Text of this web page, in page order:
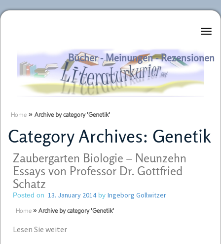
Literaturkurier.net
Bücher - Meinungen - Rezensionen
Home » Archive by category 'Genetik'
Category Archives: Genetik
Zaubergarten Biologie – Neunzehn
Essays von Professor Dr. Gottfried
Schatz
Posted on 13. January 2014by Ingeborg Gollwitzer
Home » Archive by category 'Genetik'
Lesen Sie weiter